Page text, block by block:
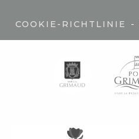
COOKIE-RICHTLINIE -